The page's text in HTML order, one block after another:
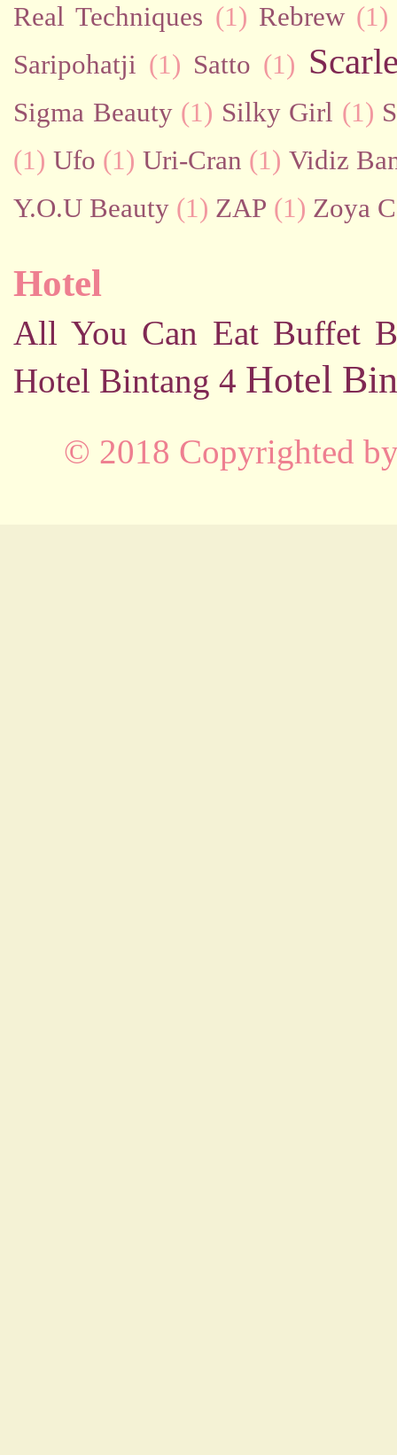
Real Techniques (1) Rebrew (1)
Saripohatji (1) Satto (1)
Sigma Beauty (1) Silky Girl (1)
(1) Ufo (1) Uri-Cran (1) Vidiz
Y.O.U Beauty (1) ZAP (1) Zoya
Hotel
All You Can Eat Buffet
Hotel Bintang 4 Hotel
© 2018 Copyrighted